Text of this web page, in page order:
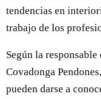
tendencias en
trabajo de los
Según la
Covadonga
pueden darse a